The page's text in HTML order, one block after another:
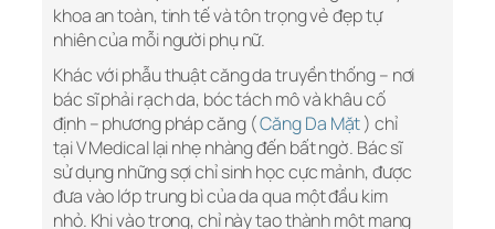
khoa an toàn, tinh tế và tôn trọng vẻ đẹp tự
nhiên của mỗi người phụ nữ.
Khác với phẫu thuật căng da truyền thống – nơi
bác sĩ phải rạch da, bóc tách mô và khâu cố
định – phương pháp căng (Căng Da Mặt) chỉ
tại V Medical lại nhẹ nhàng đến bất ngờ. Bác sĩ
sử dụng những sợi chỉ sinh học cực mảnh, được
đưa vào lớp trung bì của da qua một đầu kim
nhỏ. Khi vào trong, chỉ này tạo thành một mạng